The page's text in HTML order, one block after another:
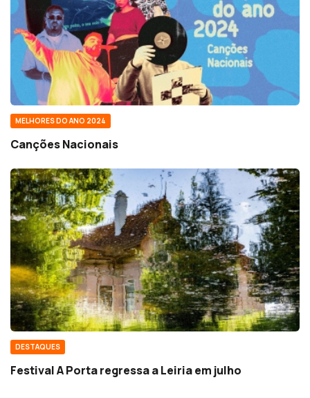
MELHORES DO ANO 2024
Canções Nacionais
DESTAQUES
Festival A Porta regressa a Leiria em julho